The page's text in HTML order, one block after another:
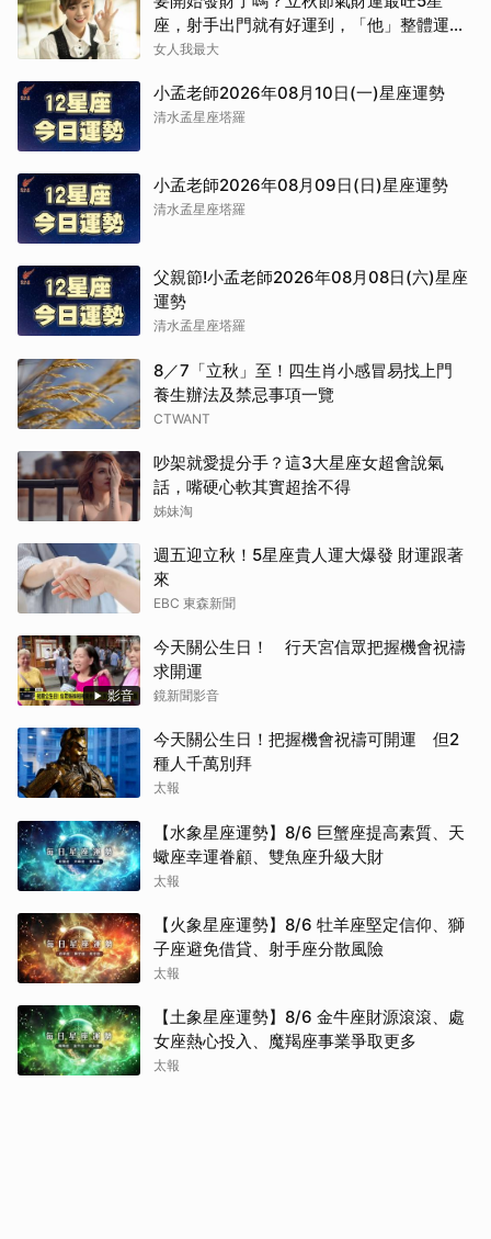
座，射手出門就有好運到，「他」整體運勢
將走上坡
女人我最大
小孟老師2026年08月10日(一)星座運勢
清水孟星座塔羅
小孟老師2026年08月09日(日)星座運勢
清水孟星座塔羅
父親節!小孟老師2026年08月08日(六)星座
運勢
清水孟星座塔羅
8／7「立秋」至！四生肖小感冒易找上門
養生辦法及禁忌事項一覽
CTWANT
吵架就愛提分手？這3大星座女超會說氣
話，嘴硬心軟其實超捨不得
姊妹淘
週五迎立秋！5星座貴人運大爆發 財運跟著
來
EBC 東森新聞
影音
今天關公生日！ 行天宮信眾把握機會祝禱
求開運
鏡新聞影音
今天關公生日！把握機會祝禱可開運 但2
種人千萬別拜
太報
【水象星座運勢】8/6 巨蟹座提高素質、天
蠍座幸運眷顧、雙魚座升級大財
太報
【火象星座運勢】8/6 牡羊座堅定信仰、獅
子座避免借貸、射手座分散風險
太報
【土象星座運勢】8/6 金牛座財源滾滾、處
女座熱心投入、魔羯座事業爭取更多
太報